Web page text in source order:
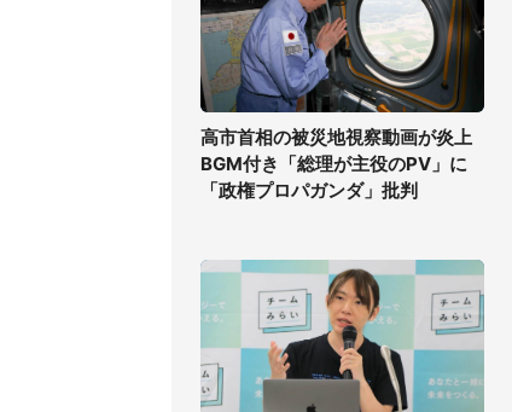
高市首相の被災地視察動画が炎上
BGM付き「総理が主役のPV」に
「政権プロパガンダ」批判